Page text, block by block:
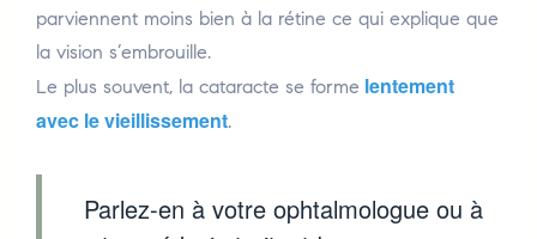
parviennent moins bien à la rétine ce qui explique que
la vision s’embrouille.
Le plus souvent, la cataracte se forme lentement
avec le vieillissement.
Parlez-en à votre ophtalmologue ou à